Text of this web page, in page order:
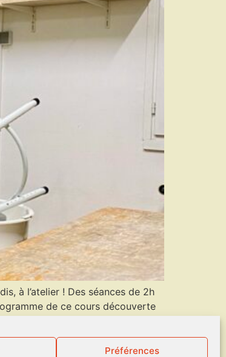
Préférences
à l’atelier ! Des séances de 2h
de ce cours découverte